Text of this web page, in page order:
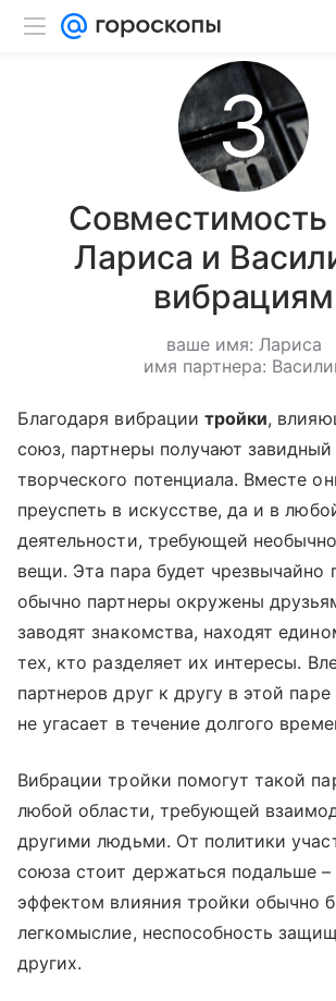
Лариса и
вибрациям
ваше имя: Лариса
имя партнера:
Благодаря вибрации тройки,
союз, партнеры получают завидный
творческого потенциала. Вместе
преуспеть в искусстве, да и в
деятельности, требующей
вещи. Эта пара будет чрезвычайно
обычно партнеры окружены
заводят знакомства, находят
тех, кто разделяет их интересы.
партнеров друг к другу в этой
не угасает в течение долгого
Вибрации тройки помогут такой
любой области, требующей
другими людьми. От политики
союза стоит держаться подальше
эффектом влияния тройки обычно
легкомыслие, неспособность
других.